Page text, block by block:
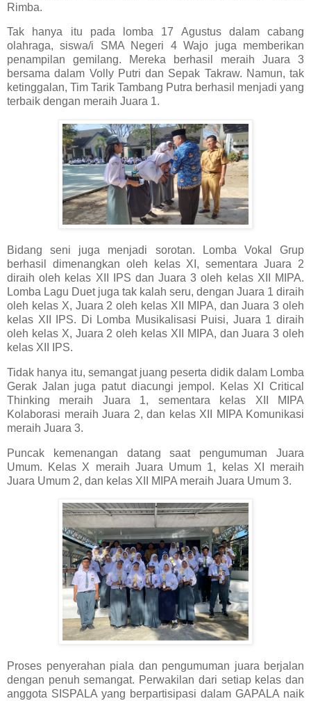
Rimba.
Tak hanya itu pada lomba 17 Agustus dalam cabang
olahraga, siswa/i SMA Negeri 4 Wajo juga memberikan
penampilan gemilang. Mereka berhasil meraih Juara 3
bersama dalam Volly Putri dan Sepak Takraw. Namun, tak
ketinggalan, Tim Tarik Tambang Putra berhasil menjadi yang
terbaik dengan meraih Juara 1.
Bidang seni juga menjadi sorotan. Lomba Vokal Grup
berhasil dimenangkan oleh kelas XI, sementara Juara 2
diraih oleh kelas XII IPS dan Juara 3 oleh kelas XII MIPA.
Lomba Lagu Duet juga tak kalah seru, dengan Juara 1 diraih
oleh kelas X, Juara 2 oleh kelas XII MIPA, dan Juara 3 oleh
kelas XII IPS. Di Lomba Musikalisasi Puisi, Juara 1 diraih
oleh kelas X, Juara 2 oleh kelas XII MIPA, dan Juara 3 oleh
kelas XII IPS.
Tidak hanya itu, semangat juang peserta didik dalam Lomba
Gerak Jalan juga patut diacungi jempol. Kelas XI Critical
Thinking meraih Juara 1, sementara kelas XII MIPA
Kolaborasi meraih Juara 2, dan kelas XII MIPA Komunikasi
meraih Juara 3.
Puncak kemenangan datang saat pengumuman Juara
Umum. Kelas X meraih Juara Umum 1, kelas XI meraih
Juara Umum 2, dan kelas XII MIPA meraih Juara Umum 3.
Proses penyerahan piala dan pengumuman juara berjalan
dengan penuh semangat. Perwakilan dari setiap kelas dan
anggota SISPALA yang berpartisipasi dalam GAPALA naik